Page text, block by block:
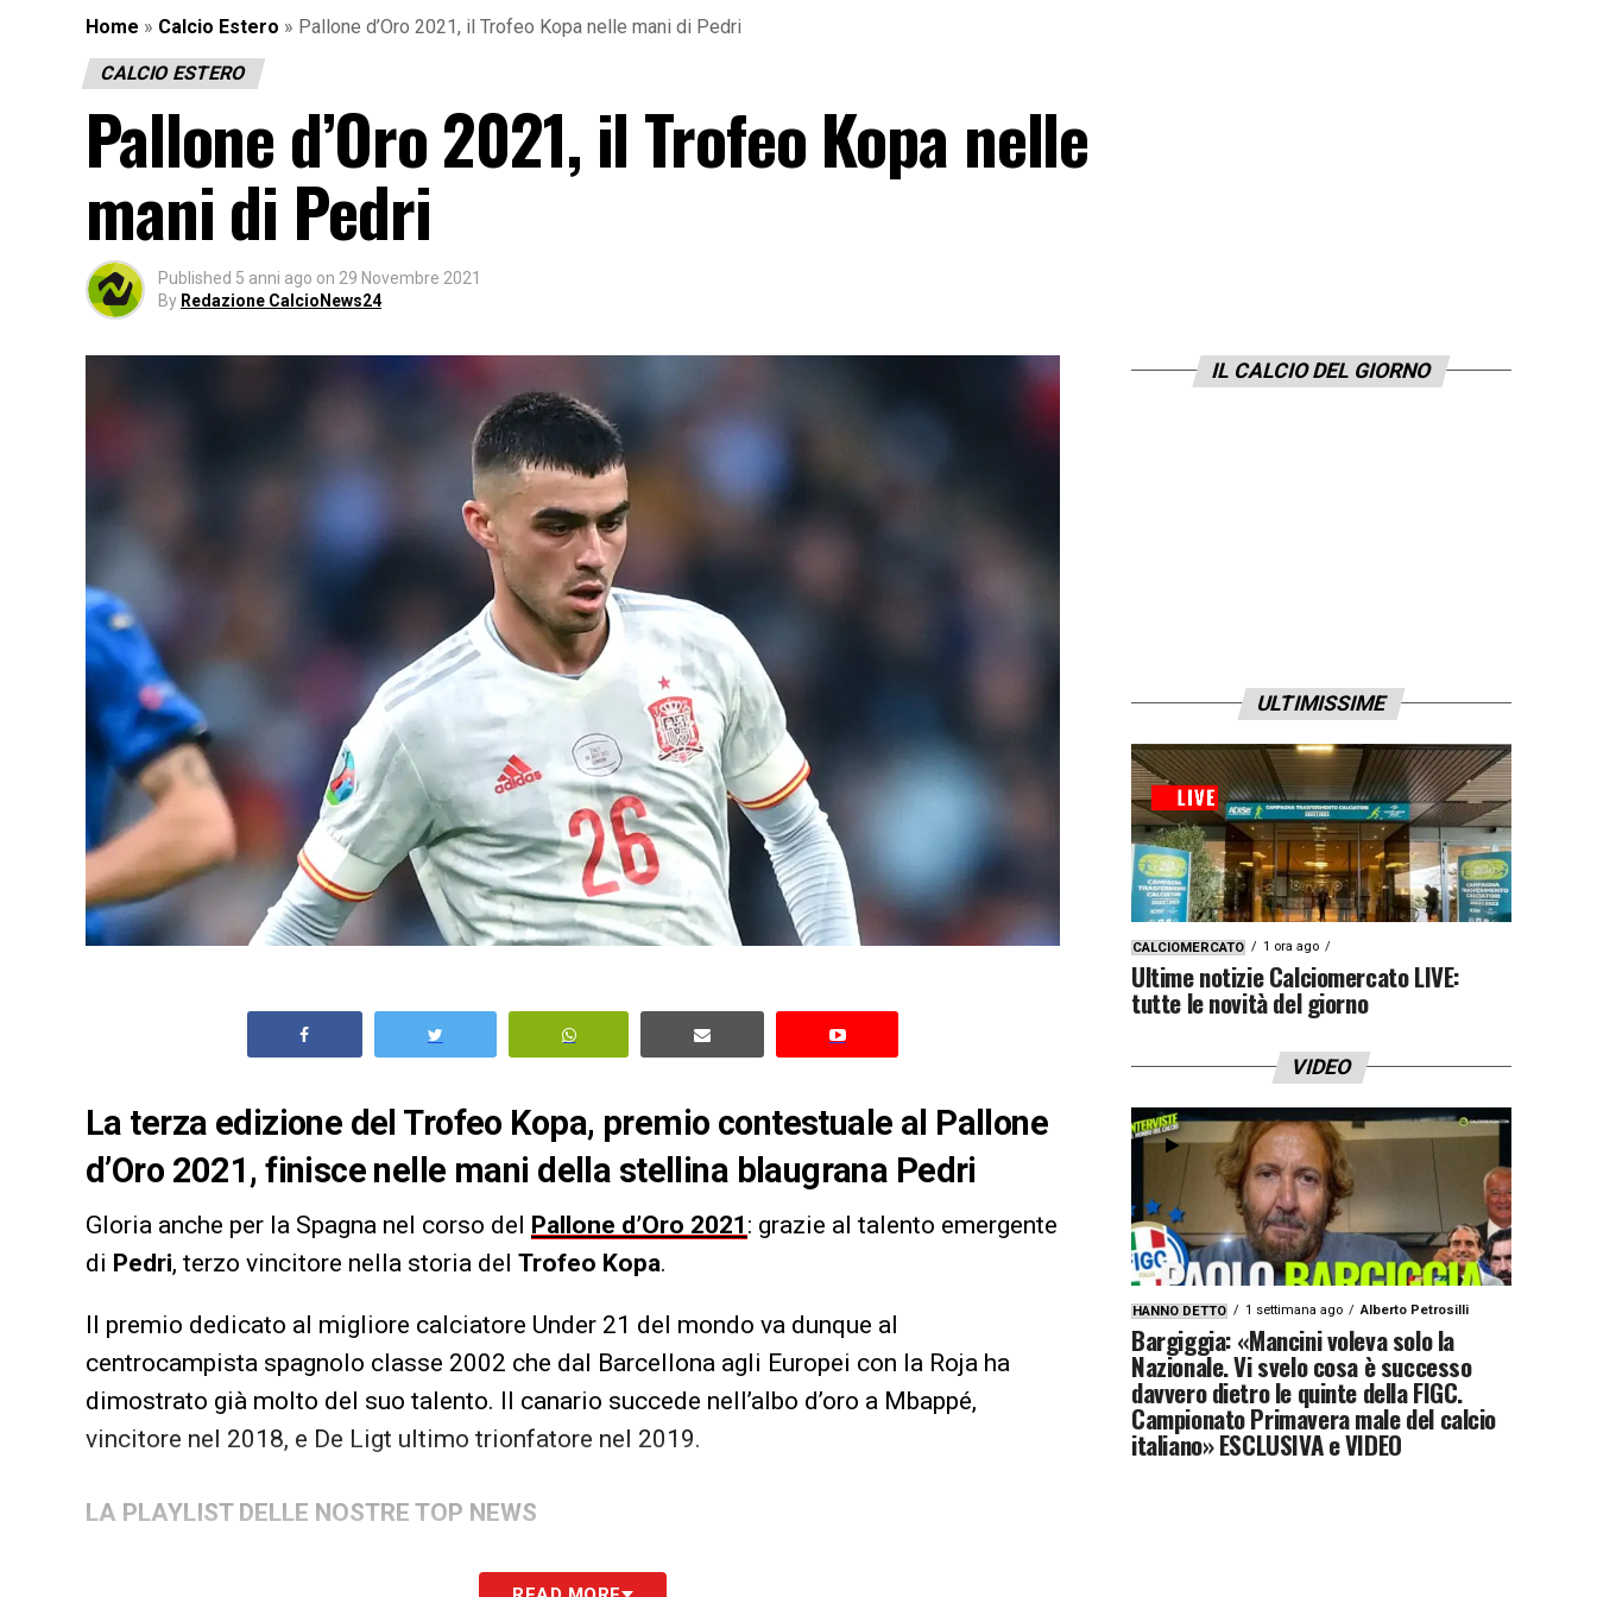
Home » Calcio Estero » Pallone d’Oro 2021, il Trofeo Kopa nelle mani di Pedri
CALCIO ESTERO
Pallone d’Oro 2021, il Trofeo Kopa nelle
mani di Pedri
Published 5 anni ago on 29 Novembre 2021
By Redazione CalcioNews24
La terza edizione del Trofeo Kopa, premio contestuale al Pallone
d’Oro 2021, finisce nelle mani della stellina blaugrana Pedri
Gloria anche per la Spagna nel corso del Pallone d’Oro 2021 : grazie al talento emergente
di Pedri, terzo vincitore nella storia del Trofeo Kopa.
Il premio dedicato al migliore calciatore Under 21 del mondo va dunque al
centrocampista spagnolo classe 2002 che dal Barcellona agli Europei con la Roja ha
dimostrato già molto del suo talento. Il canario succede nell’albo d’oro a Mbappé,
vincitore nel 2018, e De Ligt ultimo trionfatore nel 2019.
LA PLAYLIST DELLE NOSTRE TOP NEWS
IL CALCIO DEL GIORNO
ULTIMISSIME
CALCIOMERCATO 1 ora ago
Ultime notizie Calciomercato LIVE:
tutte le novità del giorno
VIDEO
HANNO DETTO 1 settimana ago Alberto Petrosilli
Bargiggia: «Mancini voleva solo la
Nazionale. Vi svelo cosa è successo
davvero dietro le quinte della FIGC.
Campionato Primavera male del calcio
italiano» ESCLUSIVA e VIDEO